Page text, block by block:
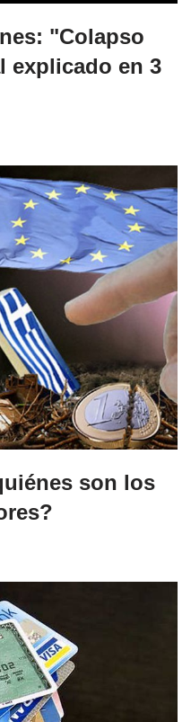
"Colapso
explicado en 3
son los